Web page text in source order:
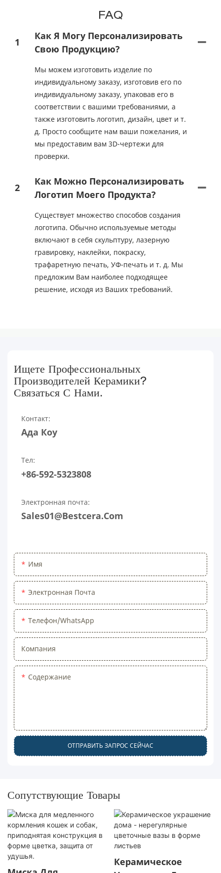
FAQ
1
Как Я Могу Персонализировать
Свою Продукцию?
Мы можем изготовить изделие по
индивидуальному заказу, изготовив его по
индивидуальному заказу, упаковав его в
соответствии с вашими требованиями, а
также изготовить логотип, дизайн, цвет и т.
д. Просто сообщите нам ваши пожелания, и
мы предоставим вам 3D-чертежи для
проверки.
2
Как Можно Персонализировать
Логотип Моего Продукта?
Существует множество способов создания
логотипа. Обычно используемые методы
включают в себя скульптуру, лазерную
гравировку, наклейки, покраску,
трафаретную печать, УФ-печать и т. д. Мы
предложим Вам наиболее подходящее
решение, исходя из Ваших требований.
Ищете Профессиональных
Производителей Керамики?
Связаться С Нами.
Контакт:
Ада Коу
Тел:
+86-592-5323808
Электронная почта:
Sales01@bestcera.com
Имя
Электронная Почта
Телефон/WhatsApp
Компания
Содержание
ОТПРАВИТЬ ЗАПРОС СЕЙЧАС
Сопутствующие Товары
Керамическое